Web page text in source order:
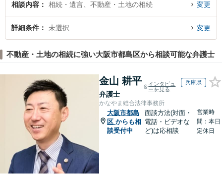
ラブル解決の実績豊富な近くの弁護士を検索したい』『初回相談無料で不動
産・土地の相続を法律相談できる大阪市都島区内の弁護士に相談予約したい』
などでお困りの相談者さんにおすすめです。
相談内容 相続・遺言、不動産・土地の相続 変更
詳細条件 未選択 変更
不動産・土地の相続に強い大阪市都島区から相談可能な弁護士
金山 耕平
弁護士
インタビュ
ーを見る
兵庫県
かなやま総合法律事務所
大阪市都島
区 からも相
談受付中
面談方法(対面・
電話・ビデオな
ど)は応相談
営業時
間：本日
定休日